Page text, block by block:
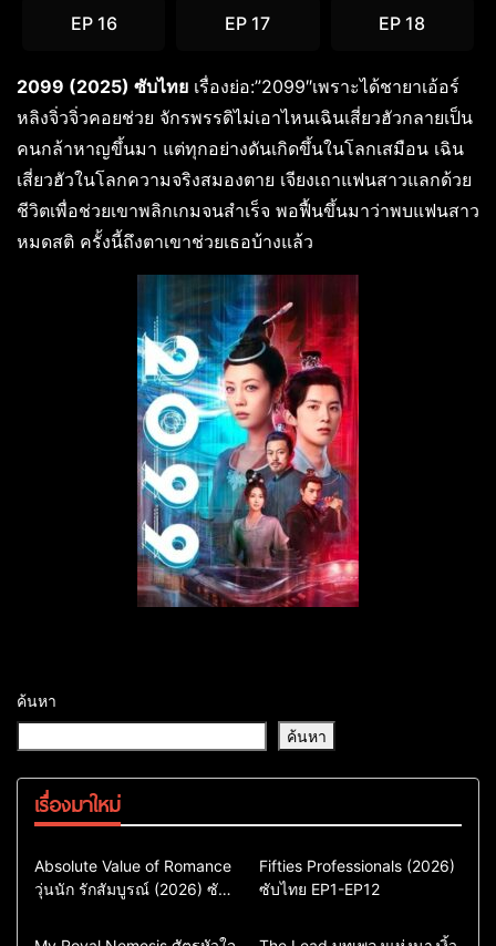
EP 16 EP 17 EP 18
2099 (2025) ซับไทย เรื่องย่อ:”2099″เพราะได้ชายาเอ้อร์
หลิงจิ่วจิ่วคอยช่วย จักรพรรดิไม่เอาไหนเฉินเสี่ยวฮัวกลายเป็น
คนกล้าหาญขึ้นมา แต่ทุกอย่างดันเกิดขึ้นในโลกเสมือน เฉิน
เสี่ยวฮัวในโลกความจริงสมองตาย เจียงเถาแฟนสาวแลกด้วย
ชีวิตเพื่อช่วยเขาพลิกเกมจนสำเร็จ พอฟื้นขึ้นมาว่าพบแฟนสาว
หมดสติ ครั้งนี้ถึงตาเขาช่วยเธอบ้างแล้ว
ค้นหา
ค้นหา
เรื่องมาใหม่
Comedy
Drama
ซีรี่ย์เกาหลี
ซีรี่ย์เกาหลีพากย์ไทย
Absolute Value of Romance
วุ่นนัก รักสัมบูรณ์ (2026) ซับ
Action & Adventure
Comedy
Drama
ซีรี่ย์เกาหลีซับไทย
Fifties Professionals (2026)
ซับไทย EP1-EP12
Comedy Drama Drama ซีรี่ย์จีน